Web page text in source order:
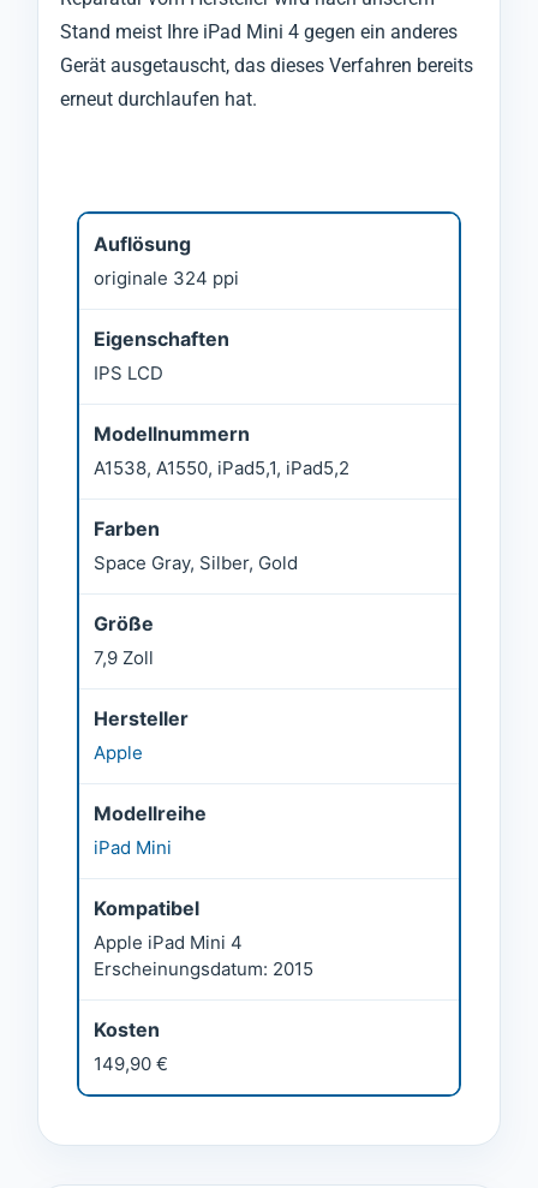
Stand meist Ihre iPad Mini 4 gegen ein anderes
Gerät ausgetauscht, das dieses Verfahren bereits
erneut durchlaufen hat.
Auflösung
originale 324 ppi
Eigenschaften
IPS LCD
Modellnummern
A1538, A1550, iPad5,1, iPad5,2
Farben
Space Gray, Silber, Gold
Größe
7,9 Zoll
Hersteller
Apple
Modellreihe
iPad Mini
Kompatibel
Apple iPad Mini 4
Erscheinungsdatum: 2015
Kosten
149,90 €